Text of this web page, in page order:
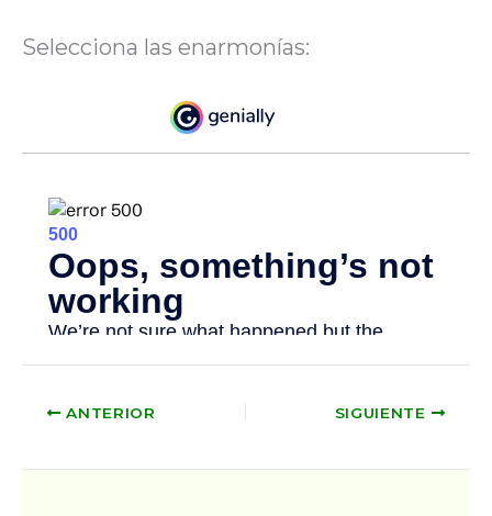
Selecciona las enarmonías:
ANTERIOR SIGUIENTE